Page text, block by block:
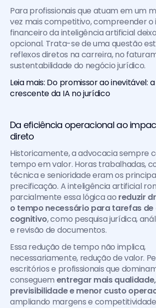
Para profissionais que atuam em um
vez mais competitivo, compreender
financeiro da inteligência artificial
opcional. Trata-se de uma questão
reflexos diretos na carreira, no
sustentabilidade do negócio jurídico.
Leia mais: Do promissor ao inevitável:
crescente da IA no jurídico
Da eficiência operacional ao
direto
Historicamente, a advocacia sempre
tempo em valor. Horas trabalhadas,
técnica e senioridade eram os
precificação. A inteligência artificial
parcialmente essa lógica ao reduzir
o tempo necessário para tarefas
cognitivo, como pesquisa jurídica,
e revisão de documentos.
Essa redução de tempo não implica,
necessariamente, redução de valor.
escritórios e profissionais que
conseguem entregar mais
previsibilidade e menor custo
ampliando margens e